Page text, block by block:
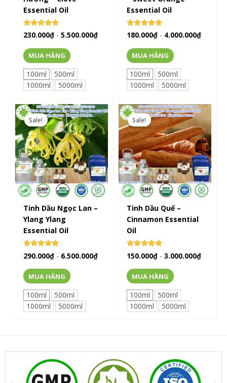
Essential Oil
Rated
0
230.000₫ -5.500.000₫
MUA HÀNG
100ml
500ml
1000ml
5000ml
Essential Oil
Rated
0
180.000₫ - 4.000.000₫
MUA HÀNG
100ml
500ml
1000ml
5000ml
Sale!
Sale!
Tinh Dầu Ngọc Lan –
Ylang Ylang
Essential Oil
Rated
5.00
290.000₫ - 6.500.000₫
MUA HÀNG
100ml
500ml
1000ml
5000ml
Sale!
Sale!
Tinh Dầu Quế –
Cinnamon Essential
Oil
Rated
0
150.000₫ -3.000.000₫
MUA HÀNG
100ml
500ml
1000ml
5000ml